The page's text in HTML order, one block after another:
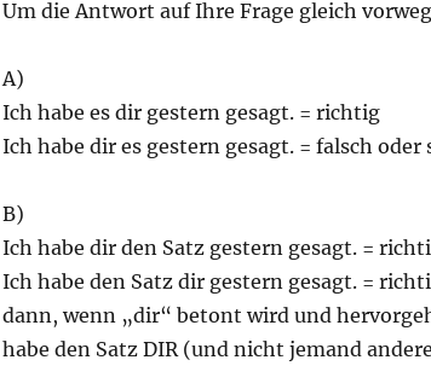
Um die Antwort auf Ihre Frage gleich
A)
Ich habe es dir gestern gesagt. = richtig
Ich habe dir es gestern gesagt. = falsch
B)
Ich habe dir den Satz gestern gesagt. =
Ich habe den Satz dir gestern gesagt. =
dann, wenn „dir“ betont wird und
habe den Satz DIR (und nicht jemand